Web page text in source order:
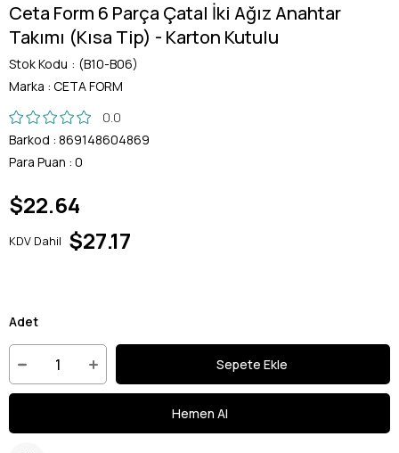
Ceta Form 6 Parça Çatal İki Ağız Anahtar
Takımı (Kısa Tip) - Karton Kutulu
Stok Kodu
(B10-B06)
Marka : CETA FORM
0.0
Barkod : 869148604869
Para Puan : 0
$22.64
KDV Dahil $27.17
Adet